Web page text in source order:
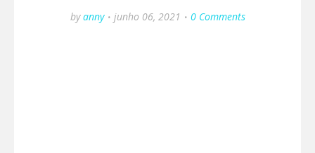
by anny junho 06, 2021 0 Comments